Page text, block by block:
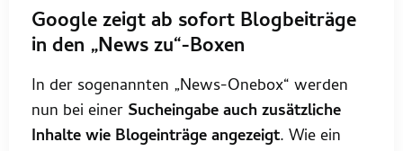
Google zeigt ab sofort Blogbeiträge
in den „News zu“-Boxen
In der sogenannten „News-Onebox“ werden
nun bei einer Sucheingabe auch zusätzliche
Inhalte wie Blogeinträge angezeigt. Wie ein